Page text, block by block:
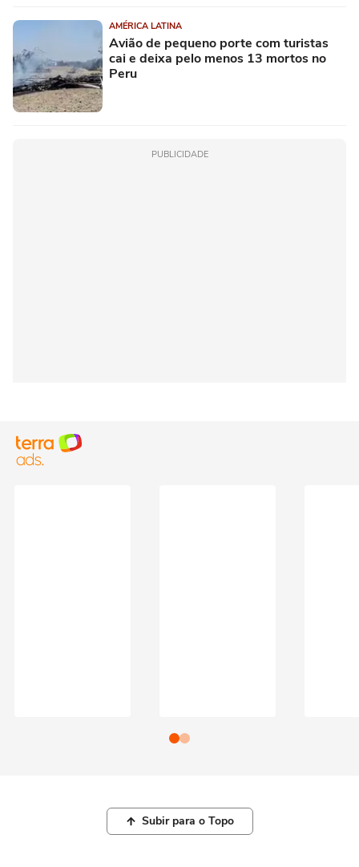
AMÉRICA LATINA
Avião de pequeno porte com turistas
cai e deixa pelo menos 13 mortos no
Peru
PUBLICIDADE
Subir para o Topo